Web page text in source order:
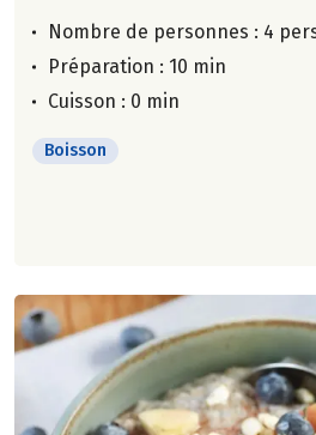
Nombre de personnes : 4
Préparation : 10 min
Cuisson : 0 min
Boisson